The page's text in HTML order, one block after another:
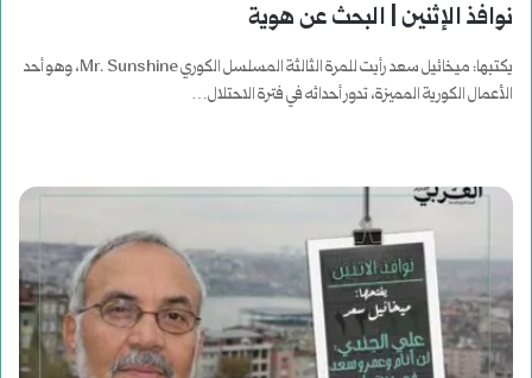
نوافذ الإثنين | البحث عن هوية
يكتبها: ميخائيل سعد رأيت للمرة الثالثة المسلسل الكوري Mr. Sunshine، وهو أحد
الأعمال الكورية المميزة، تدور أحداثه في فترة الاحتلال…